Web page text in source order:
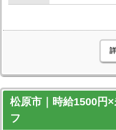
松原市｜時給1500円
フ